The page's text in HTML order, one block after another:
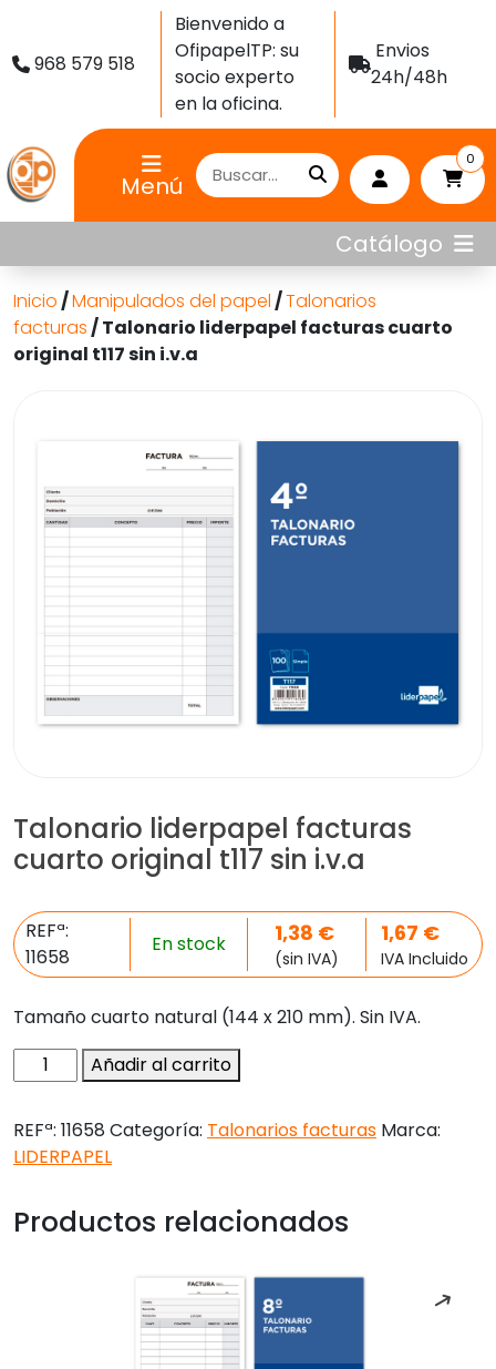
968 579 518
Bienvenido a
OfipapelTP: su
socio experto
en la oficina.
Envios
24h/48h
Menú
0
Catálogo
Inicio/Manipulados del papel/Talonarios
facturas/ Talonario liderpapel facturas cuarto
original t117 sin i.v.a
Talonario liderpapel facturas
cuarto original t117 sin i.v.a
REFª:
11658
En stock 1,38 €
(sin IVA)
1,67 €
IVA Incluido
Tamaño cuarto natural (144 x 210 mm). Sin IVA.
Talonario
liderpapel
cuarto
original
sin
Añadir al carrito
REFª: 11658 Categoría: Talonarios facturas Marca:
LIDERPAPEL
Productos relacionados